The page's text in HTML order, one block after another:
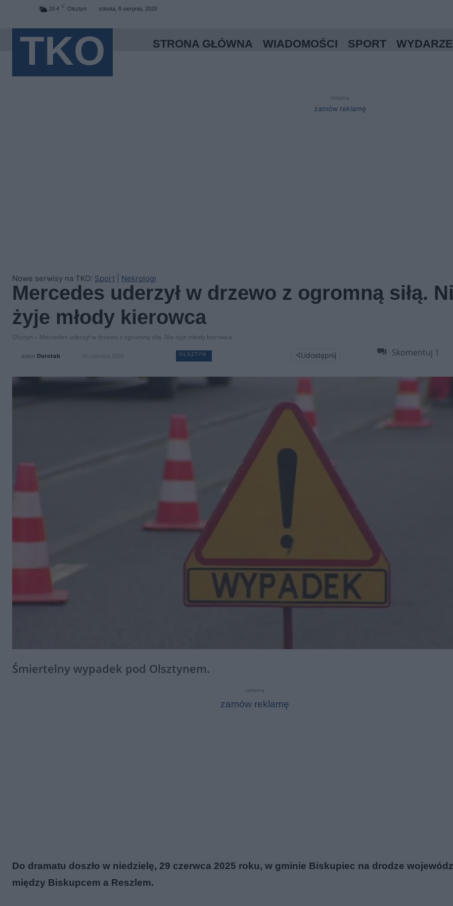
19.4 C Olsztyn sobota, 8 sierpnia, 2026
TKO STRONA GŁÓWNA WIADOMOŚCI SPORT
reklama
zamów reklamę
Nowe serwisy na TKO: Sport Nekrologi
Mercedes uderzył w drzewo z ogromną siłą.
żyje młody kierowca
Olsztyn Mercedes uderzył w drzewo z ogromną siłą. Nie żyje młody kierowca
autor Dorotab 30 czerwca 2025 OLSZTYN Udostępnij Skomentuj 1
Śmiertelny wypadek pod Olsztynem.
reklama
zamów reklamę
Do dramatu doszło w niedzielę, 29 czerwca 2025 roku, w gminie Biskupiec na drodze
między Biskupcem a Reszlem.